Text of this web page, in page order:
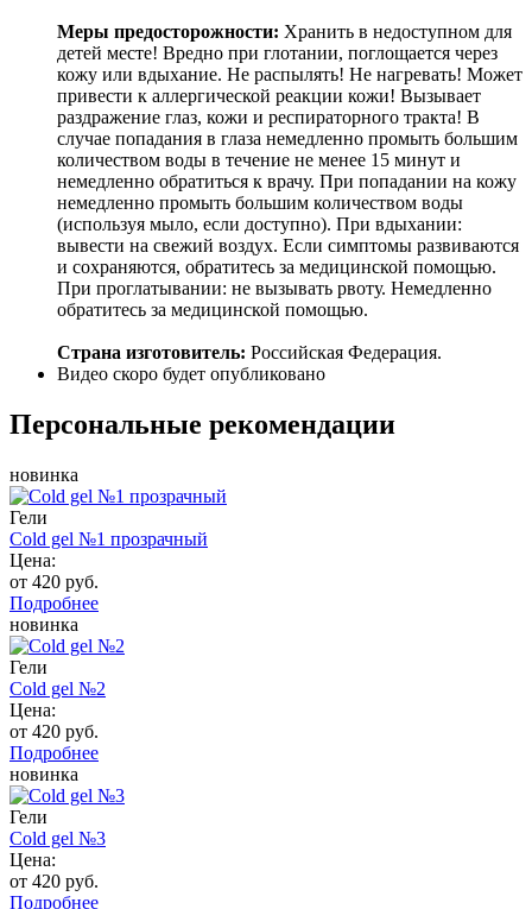
Меры предосторожности: Хранить в недоступном для
детей месте! Вредно при глотании, поглощается через
кожу или вдыхание. Не распылять! Не нагревать! Может
привести к аллергической реакции кожи! Вызывает
раздражение глаз, кожи и респираторного тракта! В
случае попадания в глаза немедленно промыть большим
количеством воды в течение не менее 15 минут и
немедленно обратиться к врачу. При попадании на кожу
немедленно промыть большим количеством воды
(используя мыло, если доступно). При вдыхании:
вывести на свежий воздух. Если симптомы развиваются
и сохраняются, обратитесь за медицинской помощью.
При проглатывании: не вызывать рвоту. Немедленно
обратитесь за медицинской помощью.
Страна изготовитель: Российская Федерация.
Видео скоро будет опубликовано
Персональные рекомендации
новинка
Гели
Cold gel №1 прозрачный
Цена:
от 420 руб.
Подробнее
новинка
Гели
Cold gel №2
Цена:
от 420 руб.
Подробнее
новинка
Гели
Cold gel №3
Цена:
от 420 руб.
Подробнее